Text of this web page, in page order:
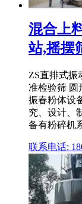
混合上
站,摇摆
ZS直排式振
准检验筛 圆
振春粉体设
究、设计、
备有粉碎机
联系电话: